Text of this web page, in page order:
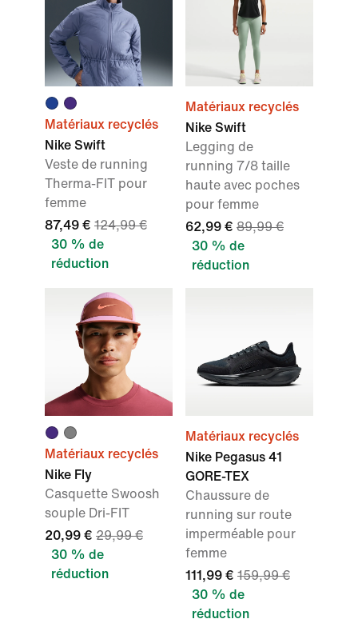
Matériaux recyclés
Nike Swift
Veste de running
Therma-FIT pour
femme
87,49 € 124,99 €
30 % de
réduction
Matériaux recyclés
Nike Swift
Legging de
running 7/8 taille
haute avec poches
pour femme
62,99 € 89,99 €
30 % de
réduction
Matériaux recyclés
Nike Fly
Casquette Swoosh
souple Dri-FIT
20,99 € 29,99 €
30 % de
réduction
Matériaux recyclés
Nike Pegasus 41
GORE-TEX
Chaussure de
running sur route
imperméable pour
femme
111,99 € 159,99 €
30 % de
réduction